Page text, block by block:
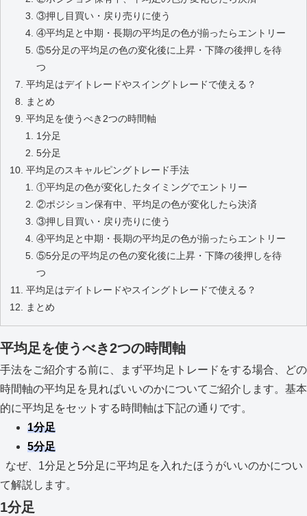
③押し目買い・戻り売りに使う
④平均足と中期・長期の平均足の色が揃ったらエントリー
⑤5分足の平均足の色の変化後に上昇・下降の後押しを待
つ
平均足はデイトレードやスイングトレードで使える？
まとめ
平均足を使うべき2つの時間軸
1分足
5分足
平均足のスキャルピングトレード手法
①平均足の色が変化したタイミングでエントリー
②ポジション保有中、平均足の色が変化したら決済
③押し目買い・戻り売りに使う
④平均足と中期・長期の平均足の色が揃ったらエントリー
⑤5分足の平均足の色の変化後に上昇・下降の後押しを待
つ
平均足はデイトレードやスイングトレードで使える？
まとめ
平均足を使うべき2つの時間軸
手法をご紹介する前に、まず平均足トレードをする場合、どの
時間軸の平均足を見ればいいのかについてご紹介します。基本
的に平均足をセットする時間軸は下記の通りです。
1分足
5分足
なぜ、1分足と5分足に平均足を入れたほうがいいのかについ
て解説します。
1分足